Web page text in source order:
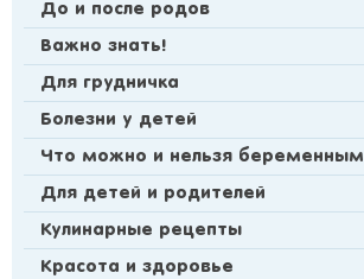
До и после родов
Важно знать!
Для грудничка
Болезни у детей
Что можно и нельзя беременным
Для детей и родителей
Кулинарные рецепты
Красота и здоровье